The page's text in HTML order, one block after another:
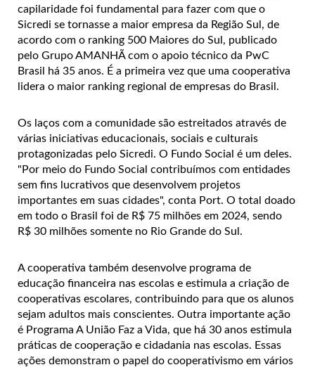
capilaridade foi fundamental para fazer com que o
Sicredi se tornasse a maior empresa da Região Sul, de
acordo com o ranking 500 Maiores do Sul, publicado
pelo Grupo AMANHÃ com o apoio técnico da PwC
Brasil há 35 anos. É a primeira vez que uma cooperativa
lidera o maior ranking regional de empresas do Brasil.
Os laços com a comunidade são estreitados através de
várias iniciativas educacionais, sociais e culturais
protagonizadas pelo Sicredi. O Fundo Social é um deles.
"Por meio do Fundo Social contribuímos com entidades
sem fins lucrativos que desenvolvem projetos
importantes em suas cidades", conta Port. O total doado
em todo o Brasil foi de R$ 75 milhões em 2024, sendo
R$ 30 milhões somente no Rio Grande do Sul.
A cooperativa também desenvolve programa de
educação financeira nas escolas e estimula a criação de
cooperativas escolares, contribuindo para que os alunos
sejam adultos mais conscientes. Outra importante ação
é Programa A União Faz a Vida, que há 30 anos estimula
práticas de cooperação e cidadania nas escolas. Essas
ações demonstram o papel do cooperativismo em vários